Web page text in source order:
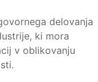
delovanja
ki mora
v oblikovanju